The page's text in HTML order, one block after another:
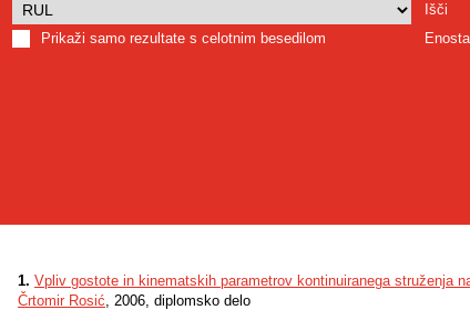
Išči
Prikaži samo rezultate s celotnim besedilom
1. Vpliv gostote in kinematskih parametrov kontinuiranega struženja
Črtomir Rosić, 2006, diplomsko delo